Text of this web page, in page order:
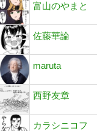
富山のやまと
佐藤華論
maruta
西野友章
カラシニコフ